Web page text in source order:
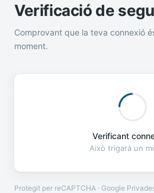
Verificació de
Comprovant que la teva connexió
moment.
Verificant
Això trigarà un
Protegit per reCAPTCHA · Google